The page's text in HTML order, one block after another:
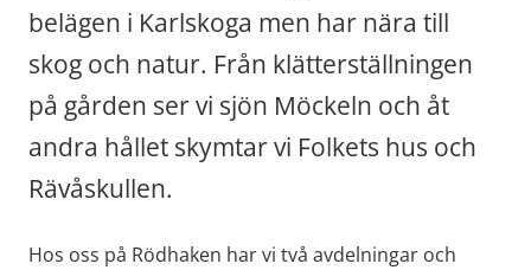
belägen i Karlskoga men har nära till
skog och natur. Från klätterställningen
på gården ser vi sjön Möckeln och åt
andra hållet skymtar vi Folkets hus och
Rävåskullen.
Hos oss på Rödhaken har vi två avdelningar och